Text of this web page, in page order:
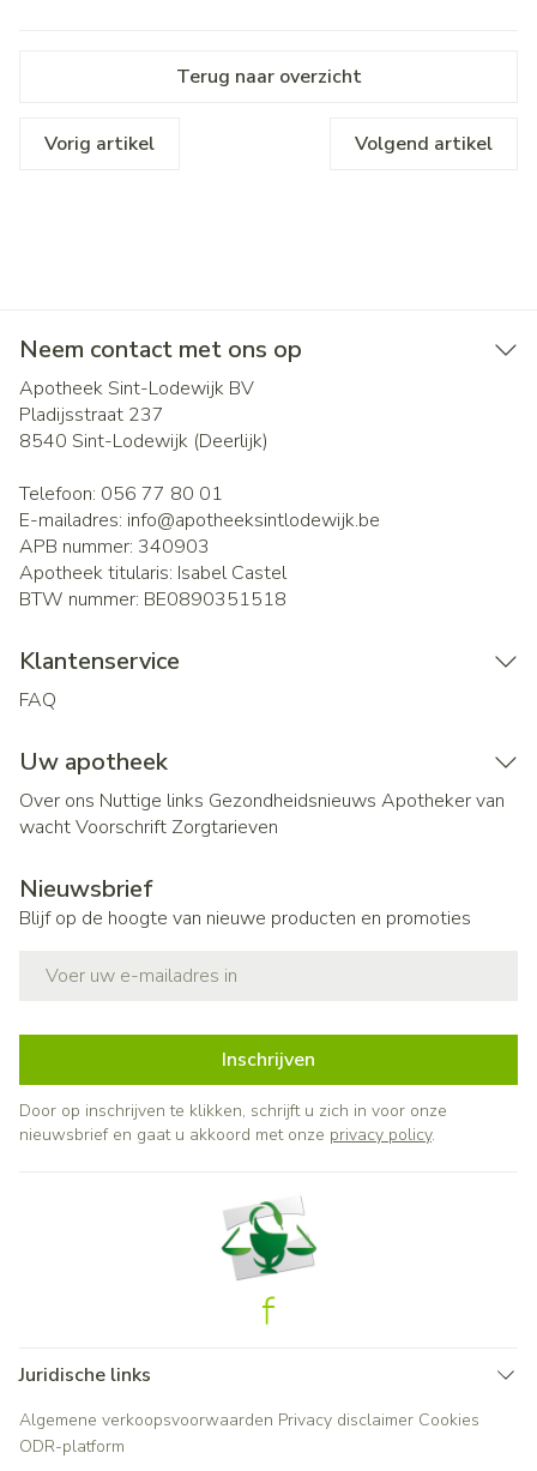
Terug naar overzicht
Vorig artikel Volgend artikel
Neem contact met ons op
Apotheek Sint-Lodewijk BV
Pladijsstraat 237
8540 Sint-Lodewijk (Deerlijk)
Telefoon: 056 77 80 01
E-mailadres: info@apotheeksintlodewijk.be
APB nummer: 340903
Apotheek titularis: Isabel Castel
BTW nummer: BE0890351518
Klantenservice
FAQ
Uw apotheek
Over ons Nuttige links Gezondheidsnieuws Apotheker van
wachtVoorschrift Zorgtarieven
Nieuwsbrief
Blijf op de hoogte van nieuwe producten en promoties
Inschrijven
Door op inschrijven te klikken, schrijft u zich in voor onze
nieuwsbrief en gaat u akkoord met onze privacy policy.
Juridische links
Algemene verkoopsvoorwaarden Privacy disclaimer Cookies
ODR-platform